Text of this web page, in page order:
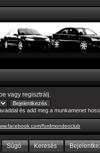
vagy regisztrálj
és add meg a munkamenet
fordmondeoclub
Súgó Keresés